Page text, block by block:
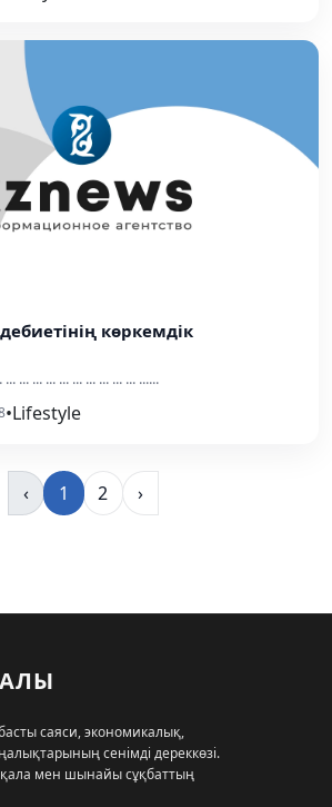
көркемдік
... ... ... ... ... ... ... ... ... ......
•Lifestyle
‹ 1 2 ›
басты саяси, экономикалық,
сенімді дереккөзі.
мен шынайы сұқбаттың